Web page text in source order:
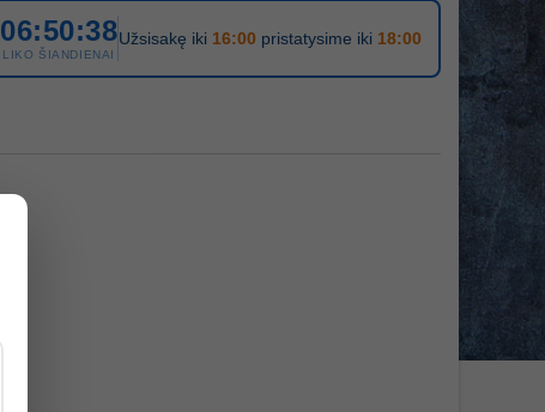
06:50:38
LIKO ŠIANDIENAI
Užsisakę iki 16:00 pristatysime iki 18:00